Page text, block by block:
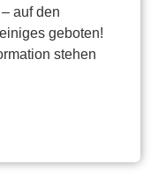
auf den
geboten!
stehen